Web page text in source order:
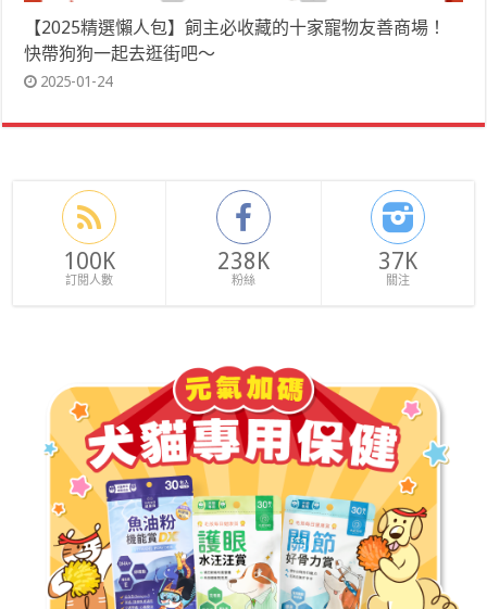
【2025精選懶人包】飼主必收藏的十家寵物友善商場！
快帶狗狗一起去逛街吧～
2025-01-24
100K
訂閱人數
238K
粉絲
37K
關注